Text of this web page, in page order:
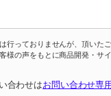
行っておりませんが、頂いた
様の声をもとに商品開発・サ
合わせはお問い合わせ専